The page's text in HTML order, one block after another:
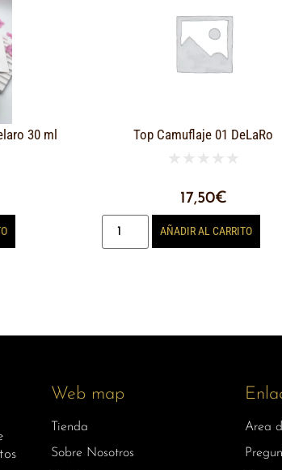
30 ml Top Camuflaje 01 DeLaRo
★ ★ ★ ★ ★
17,50€
AÑADIR AL CARRITO
Web map
Tienda
Sobre Nosotros
Area